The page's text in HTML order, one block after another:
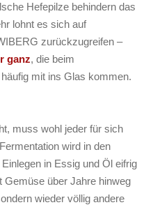
Hefepilze behindern das
lohnt es sich auf
zurückzugreifen –
ganz, die beim
mit ins Glas kommen.
muss wohl jeder für sich
wird in den
in Essig und Öl eifrig
Gemüse über Jahre hinweg
wieder völlig andere